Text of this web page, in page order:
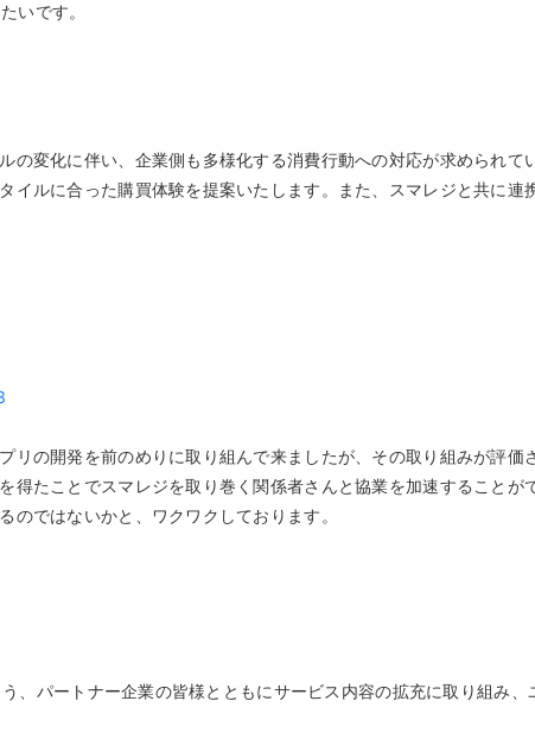
いです。
の変化に伴い、企業側も多様化する消費行動への対応が求められ
イルに合った購買体験を提案いたします。また、スマレジと共に
リの開発を前のめりに取り組んで来ましたが、その取り組みが評
得たことでスマレジを取り巻く関係者さんと協業を加速すること
のではないかと、ワクワクしております。
、パートナー企業の皆様とともにサービス内容の拡充に取り組み